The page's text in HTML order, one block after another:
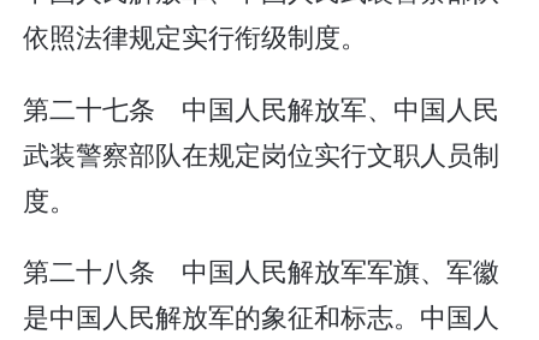
依照法律规定实行衔级制度。
第二十七条 中国人民解放军、中国人民
武装警察部队在规定岗位实行文职人员制
度。
第二十八条 中国人民解放军军旗、军徽
是中国人民解放军的象征和标志。中国人